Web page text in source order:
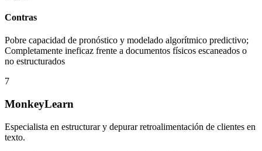
Contras
Pobre capacidad de pronóstico y modelado algorítmico predictivo;
Completamente ineficaz frente a documentos físicos escaneados o
no estructurados
7
MonkeyLearn
Especialista en estructurar y depurar retroalimentación de clientes en
texto.